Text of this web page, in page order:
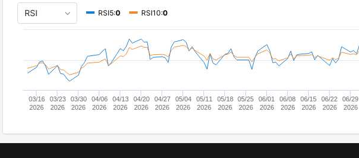
RSI5:0 RSI10:0
03/16
2026
03/23
2026
03/30
2026
04/06
2026
04/13
2026
04/20
2026
04/27
2026
05/04
2026
05/11
2026
05/18
2026
05/25
2026
06/01
2026
06/08
2026
06/15
2026
06/22
2026
06/29
2026